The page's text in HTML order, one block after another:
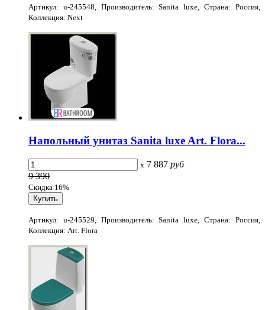
Артикул: u-245548, Производитель: Sanita luxe, Страна: Россия,
Коллекция: Next
Напольный унитаз Sanita luxe Art. Flora...
x 7 887 руб
9 390
Скидка 16%
Артикул: u-245529, Производитель: Sanita luxe, Страна: Россия,
Коллекция: Art. Flora